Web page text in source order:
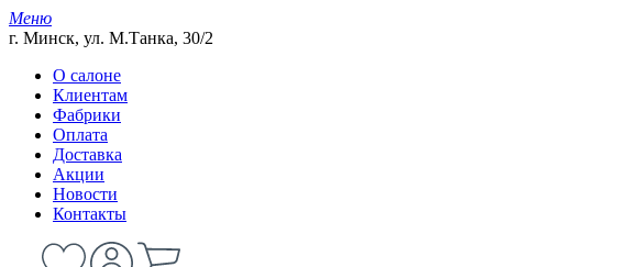
Меню
г. Минск, ул. М.Танка, 30/2
О салоне
Клиентам
Фабрики
Оплата
Доставка
Акции
Новости
Контакты